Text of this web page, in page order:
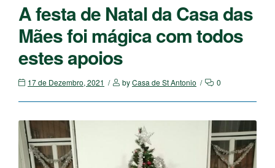
A festa de Natal da Casa das
Mães foi mágica com todos
estes apoios
17 de Dezembro, 2021 byCasa de St Antonio 0